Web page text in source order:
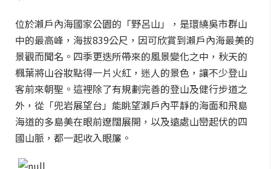
位於瀨戶內海國家公園的「野呂山」，是環繞吳市群山
中的最高峰，海拔839公尺，因可欣賞到瀨戶內海最美的
景觀而聞名。四季更迭所帶來的風景變化之中，秋天的
楓葉將山谷妝點得一片火紅，迷人的景色，讓不少登山
客前來朝聖。這裡除了有規劃完善的登山及健行步道之
外，從「兜岩展望台」能眺望瀨戶內平靜的海面和飛島
海道的多島美在眼前遼闊展開，以及遠處山巒起伏的四
國山脈，都一起收入眼簾。